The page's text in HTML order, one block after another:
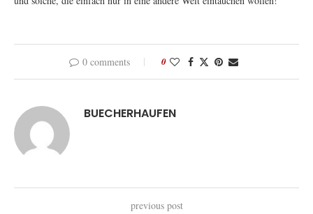
0 comments 0
BUECHERHAUFEN
previous post